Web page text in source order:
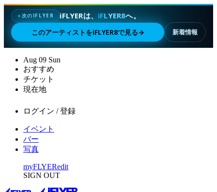
✦次のIFLYER iFLYERは、 iFLYER8へ。
このアーティストをiFLYER8で見る→ 新着情報
Aug 09 Sun
おすすめ
チケット
現在地
ログイン / 登録
イベント
バー
写真
myFLYERedit
SIGN OUT